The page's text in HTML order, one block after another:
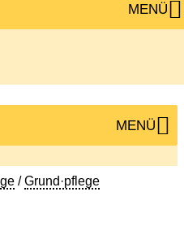
MENÜ
MENÜ
/Grund·pflege